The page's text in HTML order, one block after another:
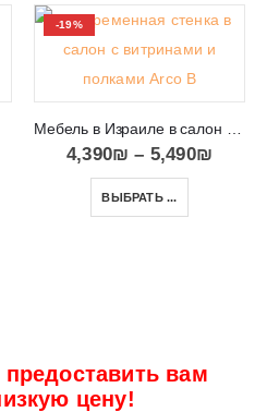
-19%
Мебель в Израиле в салон под телевизор и аппаратуру Arco B
4,390₪ – 5,490₪
ВЫБРАТЬ ...
вам
цену!